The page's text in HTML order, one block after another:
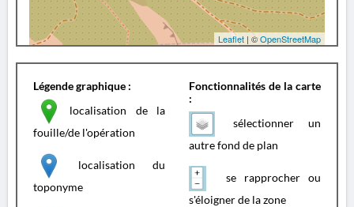
Leaflet | ©OpenStreetMap
Légende graphique :
localisation de la
fouille/de l'opération
localisation du
toponyme
Fonctionnalités de la carte
:
sélectionner un
autre fond de plan
se rapprocher ou
s'éloigner de la zone